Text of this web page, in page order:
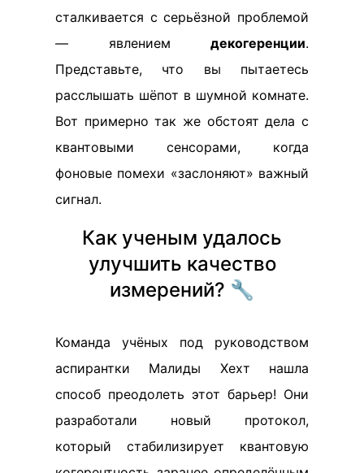
сталкивается с серьёзной проблемой
— явлением декогеренции.
Представьте, что вы пытаетесь
расслышать шёпот в шумной комнате.
Вот примерно так же обстоят дела с
квантовыми сенсорами, когда
фоновые помехи «заслоняют» важный
сигнал.
Как ученым удалось
улучшить качество
измерений? 🔧
Команда учёных под руководством
аспирантки Малиды Хехт нашла
способ преодолеть этот барьер! Они
разработали новый протокол,
который стабилизирует квантовую